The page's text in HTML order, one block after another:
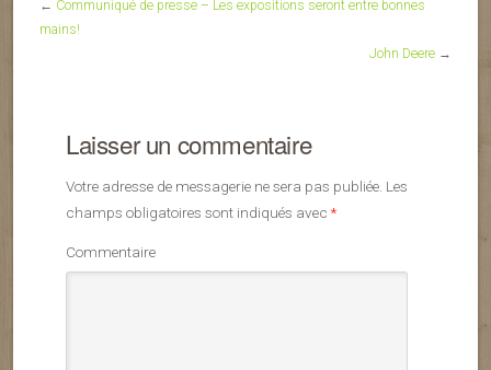
← Communiqué de presse – Les expositions seront entre bonnes
mains!
John Deere →
Laisser un commentaire
Votre adresse de messagerie ne sera pas publiée. Les
champs obligatoires sont indiqués avec *
Commentaire